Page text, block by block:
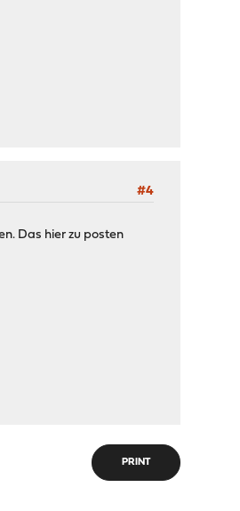
#4
Das hier zu posten
PRINT